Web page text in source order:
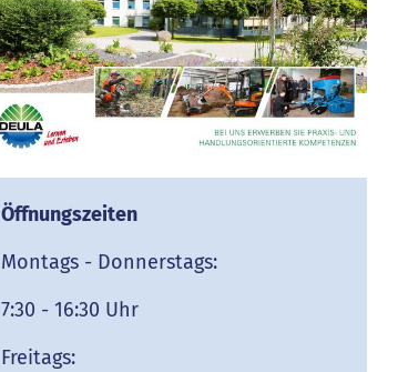
Öffnungszeiten
Montags - Donnerstags:
7:30 - 16:30 Uhr
Freitags: